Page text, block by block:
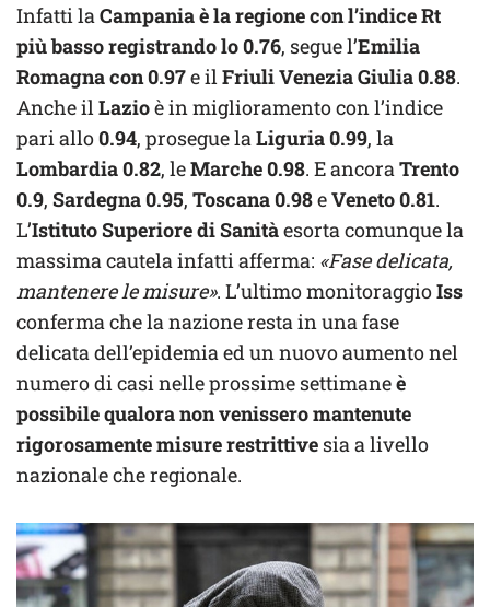
Infatti laCampania è la regione con l’indice Rt
più basso registrando lo 0.76, segue l’Emilia
Romagna con 0.97e ilFriuli Venezia Giulia 0.88.
Anche ilLazioè in miglioramento con l’indice
pari allo0.94, prosegue laLiguria 0.99, la
Lombardia0.82, leMarche0.98. E ancoraTrento
0.9, Sardegna0.95, Toscana0.98eVeneto0.81.
L’Istituto Superiore di Sanitàesorta comunque la
massima cautela infatti afferma: «Fase delicata,
mantenere le misure». L’ultimo monitoraggioIss
conferma che la nazione resta in una fase
delicata dell’epidemia ed un nuovo aumento nel
numero di casi nelle prossime settimaneè
possibile qualora non venissero mantenute
rigorosamente misure restrittive sia a livello
nazionale che regionale.